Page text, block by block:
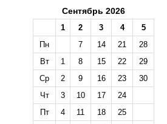
Сентябрь 2026
1 2 3 4
5
Пн
7 14 21
28
Вт
1 8 15 22
29
Ср
2 9 16 23
30
Чт
3 10 17
24
Пт
4 11 18
25